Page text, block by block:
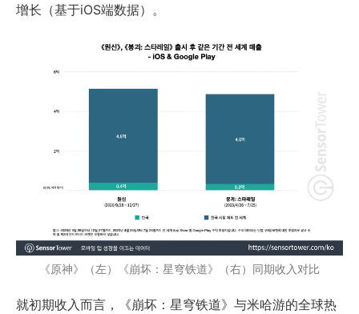
增长（基于iOS端数据）。
《原神》（左）《崩坏：星穹铁道》（右）同期收入对比
就初期收入而言，《崩坏：星穹铁道》与米哈游的全球热